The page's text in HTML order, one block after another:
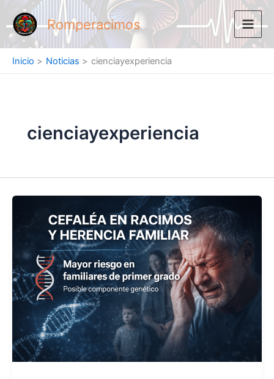
contenido
Romperacimos
Inicio Noticias cienciayexperiencia
cienciayexperiencia